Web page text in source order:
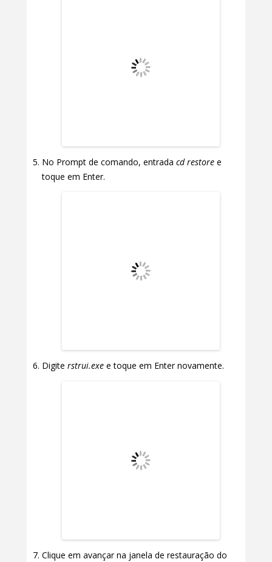
No Prompt de comando, entrada cd restore e
toque em Enter.
Digite rstrui.exe e toque em Enter novamente.
Clique em avançar na janela de restauração do